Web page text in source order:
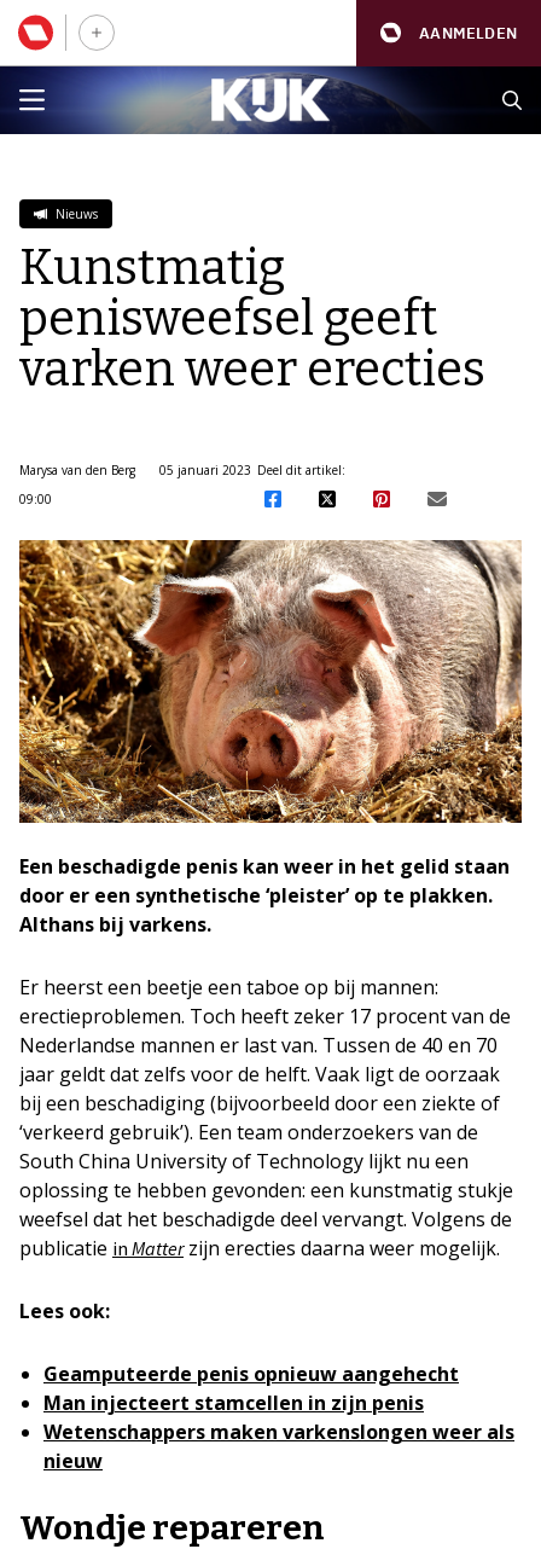
AANMELDEN
Nieuws
Kunstmatig
penisweefsel geeft
varken weer erecties
Marysa van den Berg
05 januari 2023
09:00
Deel dit artikel:
Een beschadigde penis kan weer in het gelid staan
door er een synthetische ‘pleister’ op te plakken.
Althans bij varkens.
Er heerst een beetje een taboe op bij mannen:
erectieproblemen. Toch heeft zeker 17 procent van de
Nederlandse mannen er last van. Tussen de 40 en 70
jaar geldt dat zelfs voor de helft. Vaak ligt de oorzaak
bij een beschadiging (bijvoorbeeld door een ziekte of
‘verkeerd gebruik’). Een team onderzoekers van de
South China University of Technology lijkt nu een
oplossing te hebben gevonden: een kunstmatig stukje
weefsel dat het beschadigde deel vervangt. Volgens de
publicatie in Matterzijn erecties daarna weer mogelijk.
Lees ook:
Geamputeerde penis opnieuw aangehecht
Man injecteert stamcellen in zijn penis
Wetenschappers maken varkenslongen weer als
nieuw
Wondje repareren